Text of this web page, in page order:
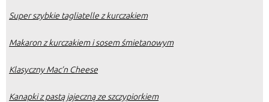
Super szybkie tagliatelle z kurczakiem
Makaron z kurczakiem i sosem śmietanowym
Klasyczny Mac’n Cheese
Kanapki z pastą jajeczną ze szczypiorkiem